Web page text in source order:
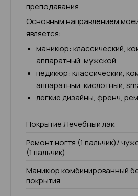
преподавания.
Основным направлением
является:
маникюр: классический,
аппаратный, мужской
педикюр: классический,
аппаратный, кислотный,
легкие дизайны, френч,
Покрытие Лечебный лак
Ремонт ногтя (1 пальчик)/
(1 пальчик)
Маникюр комбинированный
покрытия